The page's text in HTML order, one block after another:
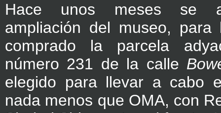
Hace unos meses se
ampliación del museo,
comprado la parcela
número 231 de la calle
elegido para llevar a cabo
nada menos que OMA, con